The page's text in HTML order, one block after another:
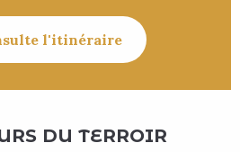
l'itinéraire
DU TERROIR